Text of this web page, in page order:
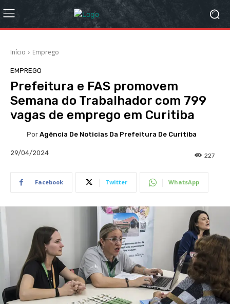
Início Emprego
EMPREGO
Prefeitura e FAS promovem
Semana do Trabalhador com 799
vagas de emprego em Curitiba
Por Agência De Noticias Da Prefeitura De Curitiba
29/04/2024 227
Facebook Twitter WhatsApp